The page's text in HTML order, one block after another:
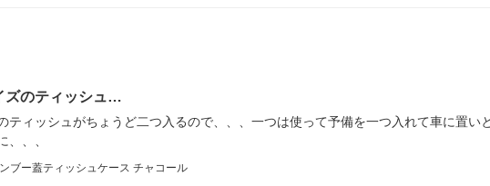
ズのティッシュ…
ティッシュがちょうど二つ入るので、、、一つは使って予備を一つ入れて車に置
、、、
ブー蓋ティッシュケース チャコール